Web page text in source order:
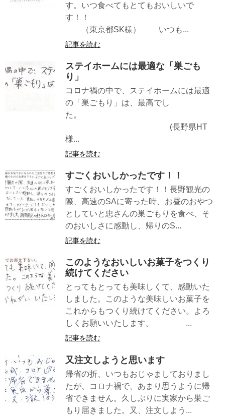
す。いつ食べてもとてもおいしいで
す！！
（東京都SK様） いつも...
記事を読む
ステイホームには最適な「巣ごも
り」
コロナ禍の中で、ステイホームには最適
の「巣ごもり」は、最高でし
た。
(長野県HT
様...
記事を読む
すごくおいしかったです！！
すごくおいしかったです！！長野観光の
際、高速のSAに寄った時、お昼のおやつ
としていと忠さんの巣ごもりを食べ、そ
のおいしさに感動し、帰りのS...
記事を読む
このようなおいしいお菓子をつくり
続けてください
とってもとっても美味しくて、感動いた
しました。このような美味しいお菓子を
これからもつくり続けてください。よろ
しくお願いいたします。 ...
記事を読む
又注文しようと思います
帰省の折、いつもおじゃましておりまし
たが、コロナ禍で、あまり思うように帰
省できません。久しぶりに実家から巣ご
もり届きました。又、注文しよう...